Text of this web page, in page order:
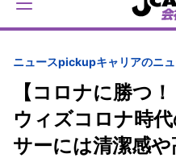
ニュースpickupキャリアのニ
【コロナに勝つ
ウィズコロナ時
サーには清潔感